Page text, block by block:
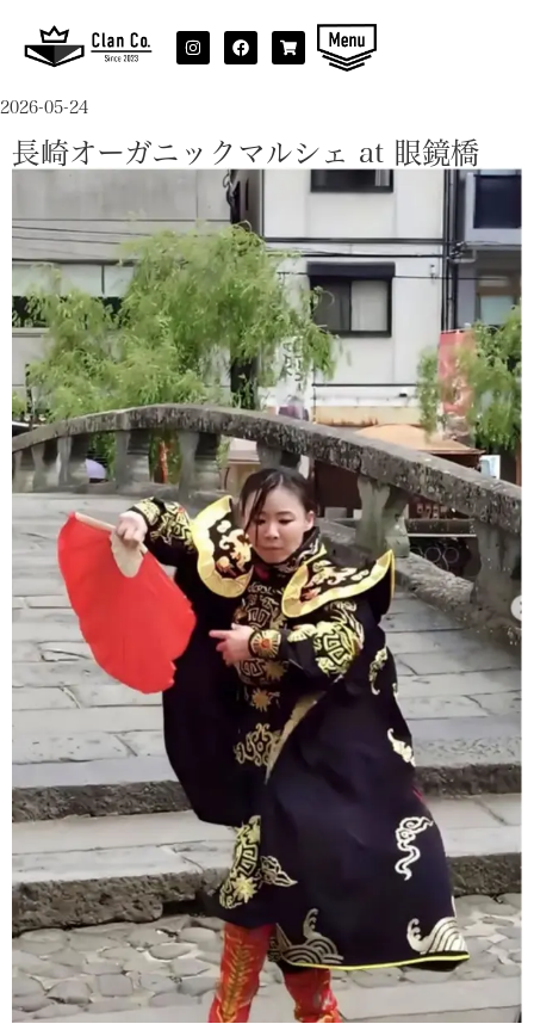
2026-05-24
長崎オーガニックマルシェ at 眼鏡橋